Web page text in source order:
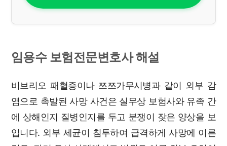
임용수 보험전문변호사 해설
비브리오 패혈증이나 쯔쯔가무시병과 같이 외부 감
염으로 촉발된 사망 사건은 실무상 보험사와 유족 간
에 상해인지 질병인지를 두고 분쟁이 잦은 양상을 보
입니다. 외부 세균이 침투하여 급격하게 사망에 이른